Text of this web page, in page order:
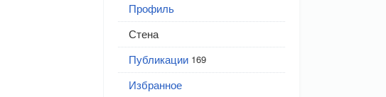
Профиль
Стена
Публикации 169
Избранное